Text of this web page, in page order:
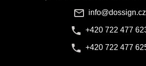
info@dossign.cz
+420 722 477
+420 722 477